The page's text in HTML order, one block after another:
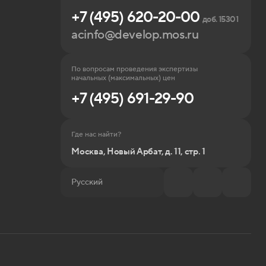
+7 (495) 620-20-00 доб. 15301
acinfo@develop.mos.ru
По вопросам проведения экспертизы
начальных (максимальных) цен
+7 (495) 691-29-90
Где нас найти?
Москва, Новый Арбат, д. 11, стр. 1
Русский